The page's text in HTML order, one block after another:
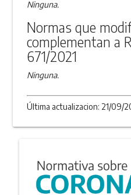
Ninguna.
Normas que
complementan a
671/2021
Ninguna.
Última actualizacion: 21/09/